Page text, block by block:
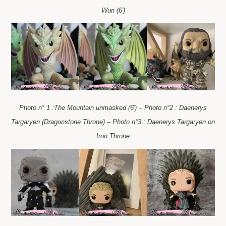
Wun (6′)
Photo n° 1 :The Mountain unmasked (6′) – Photo n°2 : Daenerys
Targaryen (Dragonstone Throne) – Photo n°3 : Daenerys Targaryen on
Iron Throne